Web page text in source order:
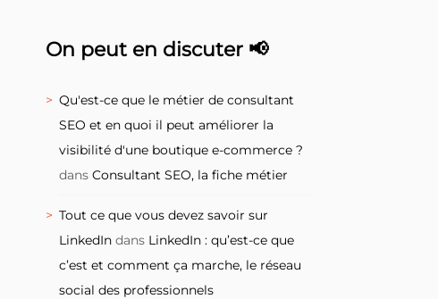
On peut en discuter 📢
Qu'est-ce que le métier de consultant
SEO et en quoi il peut améliorer la
visibilité d'une boutique e-commerce ?
dansConsultant SEO, la fiche métier
Tout ce que vous devez savoir sur
LinkedIn dans LinkedIn : qu’est-ce que
c’est et comment ça marche, le réseau
social des professionnels